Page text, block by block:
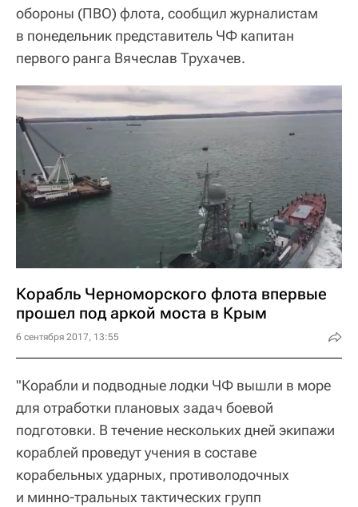
обороны (ПВО) флота, сообщил журналистам
в понедельник представитель ЧФ капитан
первого ранга Вячеслав Трухачев.
Корабль Черноморского флота впервые
прошел под аркой моста в Крым
6 сентября 2017, 13:55
"Корабли и подводные лодки ЧФ вышли в море
для отработки плановых задач боевой
подготовки. В течение нескольких дней экипажи
кораблей проведут учения в составе
корабельных ударных, противолодочных
и минно-тральных тактических групп